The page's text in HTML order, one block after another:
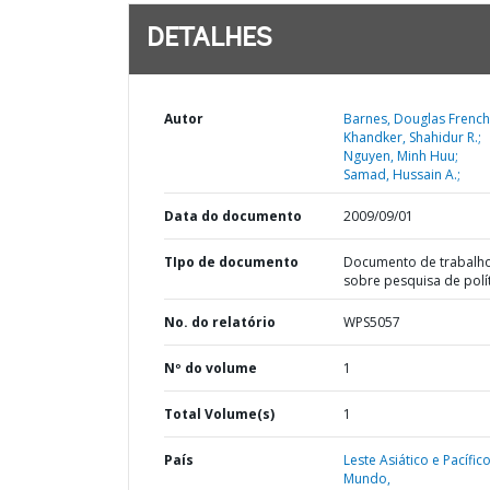
DETALHES
Autor
Barnes, Douglas
Khandker, Shahidur R.;
Nguyen, Minh Huu;
Samad, Hussain A.;
Data do documento 2009/09/01
TIpo de documento
Documento de
sobre pesquisa de
No. do relatório WPS5057
Nº do volume 1
Total Volume(s) 1
País
Leste Asiático e
Mundo,